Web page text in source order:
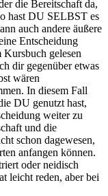
die Bereitschaft da,
hast DU SELBST es
auch andere äußere
Entscheidung
gelesen
dir gegenüber etwas
wären
In diesem Fall
DU genutzt hast,
weiter zu
und die
schon dagewesen,
anfangen können.
oder neidisch
leicht reden, aber bei